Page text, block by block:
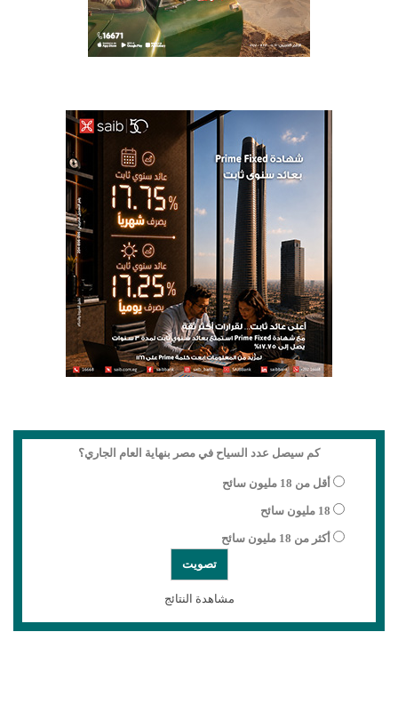
كم سيصل عدد السياح في مصر بنهاية العام الجاري؟
أقل من 18 مليون سائح
18 مليون سائح
أكثر من 18 مليون سائح
مشاهدة النتائج